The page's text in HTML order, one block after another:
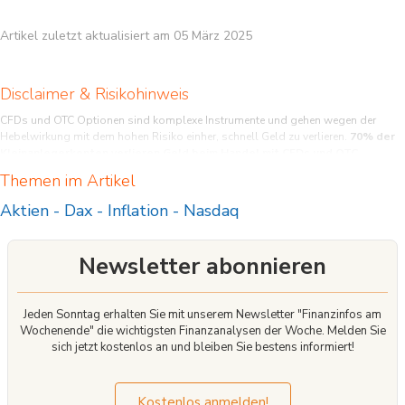
Artikel zuletzt aktualisiert am 05 März 2025
Disclaimer & Risikohinweis
CFDs und OTC Optionen sind komplexe Instrumente und gehen wegen der
Hebelwirkung mit dem hohen Risiko einher, schnell Geld zu verlieren. 70% der
CFDs und OTC Optionen funktionieren, und ob Sie es sich leisten können, das
hohe Risiko einzugehen, Ihr Geld zu verlieren.
Themen im Artikel
Aktien - Dax - Inflation - Nasdaq
Newsletter abonnieren
Jeden Sonntag erhalten Sie mit unserem Newsletter "Finanzinfos am
Wochenende" die wichtigsten Finanzanalysen der Woche. Melden Sie
sich jetzt kostenlos an und bleiben Sie bestens informiert!